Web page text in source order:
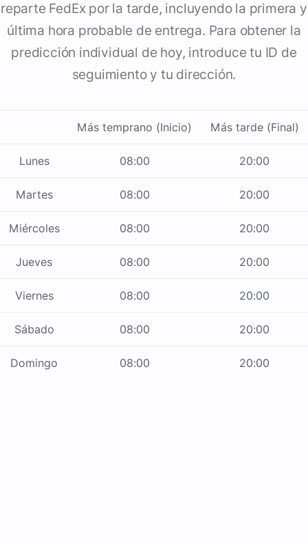
reparte FedEx por la tarde, incluyendo la primera y
última hora probable de entrega. Para obtener la
predicción individual de hoy, introduce tu ID de
seguimiento y tu dirección.
Más temprano (Inicio) Más tarde (Final)
Lunes 08:00 20:00
Martes 08:00 20:00
Miércoles 08:00 20:00
Jueves 08:00 20:00
Viernes 08:00 20:00
Sábado 08:00 20:00
Domingo 08:00 20:00